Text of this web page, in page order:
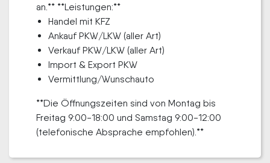
an.** **Leistungen:**
Handel mit KFZ
Ankauf PKW/LKW (aller Art)
Verkauf PKW/LKW (aller Art)
Import & Export PKW
Vermittlung/Wunschauto
**Die Öffnungszeiten sind von Montag bis
Freitag 9:00-18:00 und Samstag 9:00-12:00
(telefonische Absprache empfohlen).**